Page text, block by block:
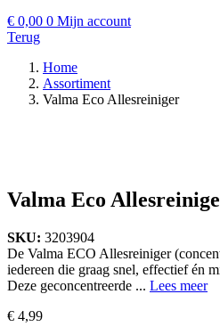
€ 0,00 0 Mijn account
Terug
Home
Assortiment
Valma Eco Allesreiniger
Valma Eco
SKU: 3203904
De Valma ECO Allesreiniger
iedereen die graag snel, effectief én
Deze geconcentreerde ... Lees meer
€ 4,99